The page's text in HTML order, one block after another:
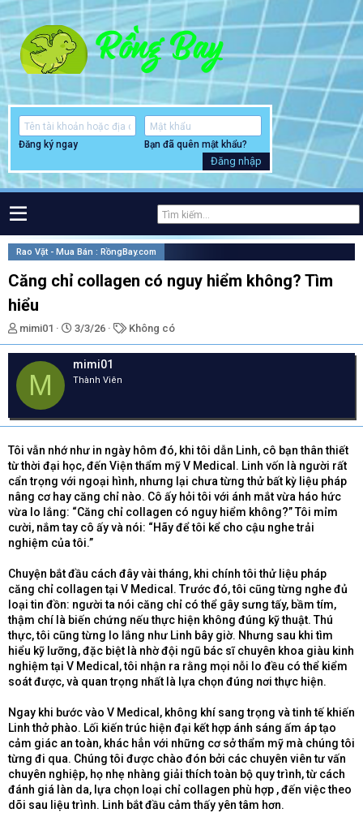
Đăng ký ngay Bạn đã quên mật khẩu?
Đăng nhập
Rao Vặt - Mua Bán : RồngBay.com
Căng chỉ collagen có nguy hiểm không? Tìm
hiểu
T
h
r
e
d
s
t
a
r
t
e
r
mimi01
N
g
à
y
g
i
3/3/26
T
ừ
k
Không có
M
mimi01
Thành Viên
Tôi vẫn nhớ như in ngày hôm đó, khi tôi dẫn Linh, cô bạn thân thiết
từ thời đại học, đến Viện thẩm mỹ V Medical. Linh vốn là người rất
cẩn trọng với ngoại hình, nhưng lại chưa từng thử bất kỳ liệu pháp
nâng cơ hay căng chỉ nào. Cô ấy hỏi tôi với ánh mắt vừa háo hức
vừa lo lắng: “Căng chỉ collagen có nguy hiểm không?” Tôi mỉm
cười, nắm tay cô ấy và nói: “Hãy để tôi kể cho cậu nghe trải
nghiệm của tôi.”
Chuyện bắt đầu cách đây vài tháng, khi chính tôi thử liệu pháp
căng chỉ collagen tại V Medical. Trước đó, tôi cũng từng nghe đủ
loại tin đồn: người ta nói căng chỉ có thể gây sưng tấy, bầm tím,
thậm chí là biến chứng nếu thực hiện không đúng kỹ thuật. Thú
thực, tôi cũng từng lo lắng như Linh bây giờ. Nhưng sau khi tìm
hiểu kỹ lưỡng, đặc biệt là nhờ đội ngũ bác sĩ chuyên khoa giàu kinh
nghiệm tại V Medical, tôi nhận ra rằng mọi nỗi lo đều có thể kiểm
soát được, và quan trọng nhất là lựa chọn đúng nơi thực hiện.
Ngay khi bước vào V Medical, không khí sang trọng và tinh tế khiến
Linh thở phào. Lối kiến trúc hiện đại kết hợp ánh sáng ấm áp tạo
cảm giác an toàn, khác hẳn với những cơ sở thẩm mỹ mà chúng tôi
từng đi qua. Chúng tôi được chào đón bởi các chuyên viên tư vấn
chuyên nghiệp, họ nhẹ nhàng giải thích toàn bộ quy trình, từ cách
đánh giá làn da, lựa chọn loại chỉ collagen phù hợp , đến việc theo
dõi sau liệu trình. Linh bắt đầu cảm thấy yên tâm hơn.